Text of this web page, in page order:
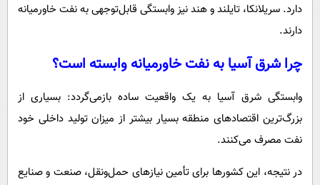
دارد. سریلانکا، تایلند و هند نیز وابستگی قابل‌توجهی به نفت خاورمیانه
دارند.
چرا شرق آسیا به نفت خاورمیانه وابسته است؟
وابستگی شرق آسیا به یک واقعیت ساده بازمی‌گردد: بسیاری از
بزرگ‌ترین اقتصادهای منطقه بسیار بیشتر از میزان تولید داخلی خود
نفت مصرف می‌کنند.
در نتیجه، این کشورها برای تأمین نیازهای حمل‌ونقل، صنعت و صنایع